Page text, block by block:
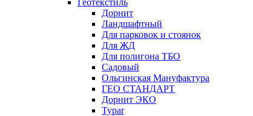
Геотекстиль
Дорнит
Ландшафтный
Для парковок и стоянок
Для ЖД
Для полигона ТБО
Садовый
Ольгинская Мануфактура
ГЕО СТАНДАРТ
Дорнит ЭКО
Typar